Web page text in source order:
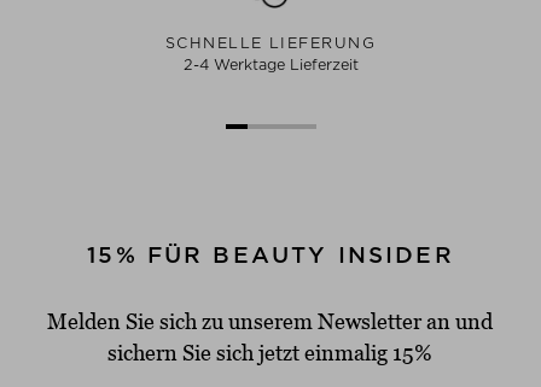
SCHNELLE LIEFERUNG
2-4 Werktage Lieferzeit
15% FÜR BEAUTY INSIDER
Melden Sie sich zu unserem Newsletter an und
sichern Sie sich jetzt einmalig 15%